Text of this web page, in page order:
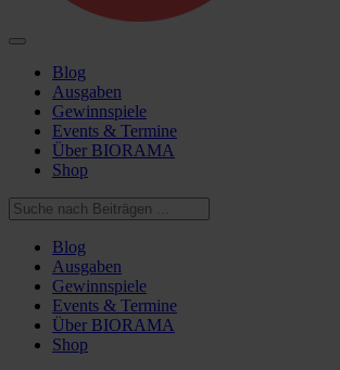
Blog
Ausgaben
Gewinnspiele
Events & Termine
Über BIORAMA
Shop
Blog
Ausgaben
Gewinnspiele
Events & Termine
Über BIORAMA
Shop